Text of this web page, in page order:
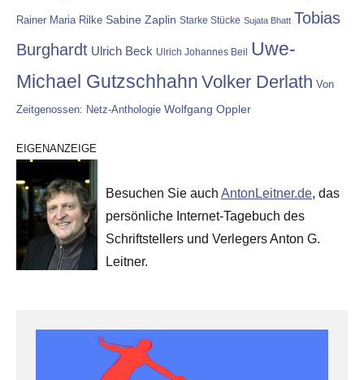
Rainer Maria Rilke Sabine Zaplin Starke Stücke Sujata Bhatt Tobias
Burghardt Ulrich Beck Ulrich Johannes Beil Uwe-
Michael Gutzschhahn Volker Derlath Von
Zeitgenossen: Netz-Anthologie Wolfgang Oppler
EIGENANZEIGE
Besuchen Sie auch AntonLeitner.de, das
persönliche Internet-Tagebuch des
Schriftstellers und Verlegers Anton G.
Leitner.